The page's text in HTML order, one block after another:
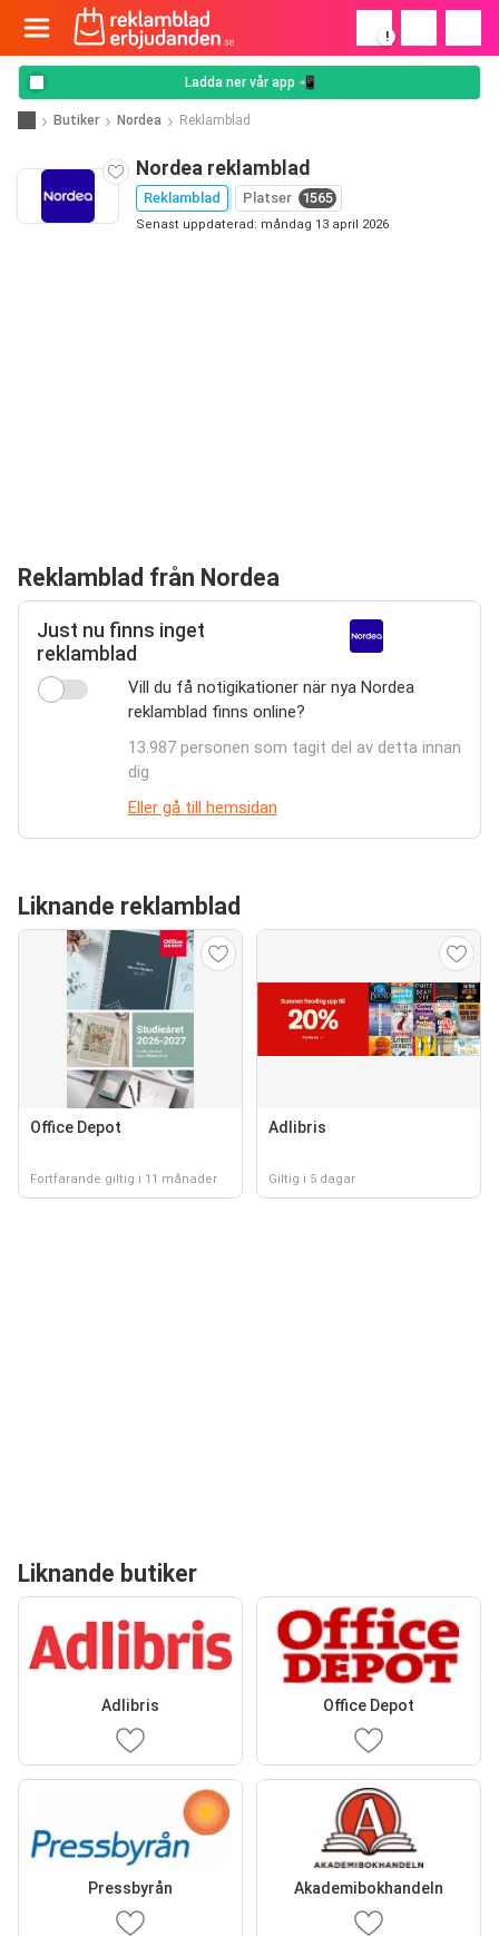
!
Ladda ner vår app 📲
Butiker Nordea Reklamblad
Nordea reklamblad
Reklamblad Platser 1565
Senast uppdaterad: måndag 13 april 2026
Reklamblad från Nordea
Just nu finns inget
reklamblad
Vill du få notigikationer när nya Nordea
reklamblad finns online?
13.987 personen som tagit del av detta innan
dig
Eller gå till hemsidan
Liknande reklamblad
Office Depot
Fortfarande giltig i 11 månader
Adlibris
Giltig i 5 dagar
Liknande butiker
Adlibris Office Depot
Pressbyrån Akademibokhandeln